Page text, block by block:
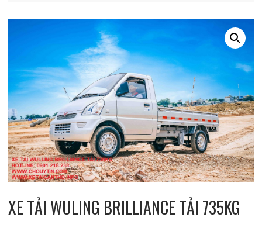
XE TẢI WULING BRILLIANCE TẢI 735KG